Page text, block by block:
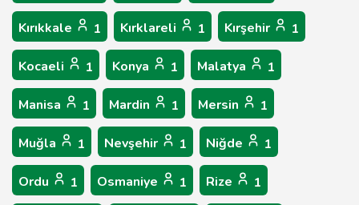
Kırıkkale 1 Kırklareli 1 Kırşehir 1
Kocaeli 1 Konya 1 Malatya 1
Manisa 1 Mardin 1 Mersin 1
Muğla 1 Nevşehir 1 Niğde 1
Ordu 1 Osmaniye 1 Rize 1